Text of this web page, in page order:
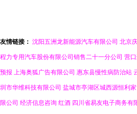
友情链接： 沈阳五洲龙新能源汽车有限公司 北京
程力专用汽车股份有限公司销售二十一分公司 营
预报 上海奥狐广告有限公司 惠东县慢性病防治站
圳市华维科技有限公司 盐城市亭湖区城西源恒利
限公司 经济信息咨询 红酒 四川省易友电子商务有